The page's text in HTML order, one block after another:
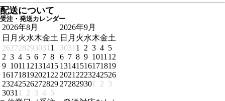
配送について
受注・発送カレンダー
2026年8月
日 月 火水木金土
262728293031 1
2 3 4 5 6 7 8
9 1011 12131415
161718192021 22
23242526272829
3031 1 2 3 4 5
2026年9月
日 月 火水木金土
3031 1 2 3 4 5
6 7 8 9 1011 12
13141516171819
2021 2223242526
272829301 2 3